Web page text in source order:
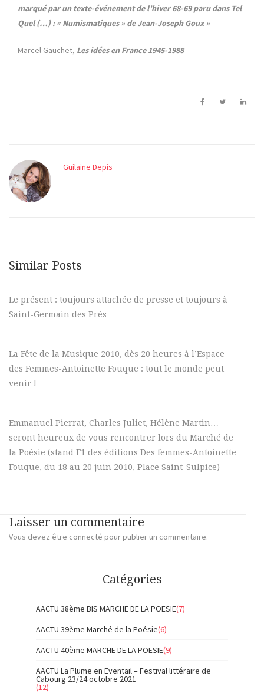
marqué par un texte-événement de l’hiver 68-69 paru dans Tel
Quel (…) : « Numismatiques » de Jean-Joseph Goux »
Marcel Gauchet, Les idées en France 1945-1988
Guilaine Depis
Similar Posts
Le présent : toujours attachée de presse et toujours à
Saint-Germain des Prés
La Fête de la Musique 2010, dès 20 heures à l’Espace
des Femmes-Antoinette Fouque : tout le monde peut
venir !
Emmanuel Pierrat, Charles Juliet, Hélène Martin…
seront heureux de vous rencontrer lors du Marché de
la Poésie (stand F1 des éditions Des femmes-Antoinette
Fouque, du 18 au 20 juin 2010, Place Saint-Sulpice)
Laisser un commentaire
Vous devez être connecté pour publier un commentaire.
Catégories
AACTU 38ème BIS MARCHE DE LA POESIE(7)
AACTU 39ème Marché de la Poésie(6)
AACTU 40ème MARCHE DE LA POESIE(9)
AACTU La Plume en Eventail – Festival littéraire de
Cabourg 23/24 octobre 2021
(12)